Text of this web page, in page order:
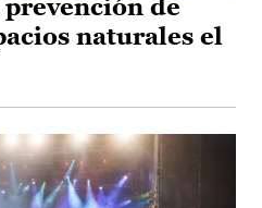
de
naturales el